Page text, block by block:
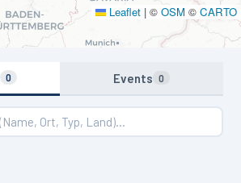
Leaflet | © OSM © CARTO
0 Events 0